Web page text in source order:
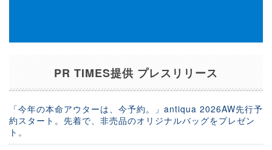
PR TIMES提供 プレスリリース
「今年の本命アウターは、今予約。」antiqua 2026AW先行予
約スタート。先着で、非売品のオリジナルバッグをプレゼン
ト。